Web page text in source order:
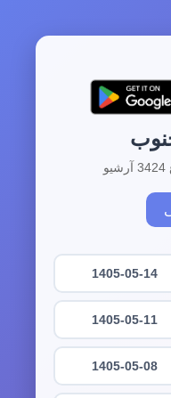
1405-05-14
1405-05-11
1405-05-08